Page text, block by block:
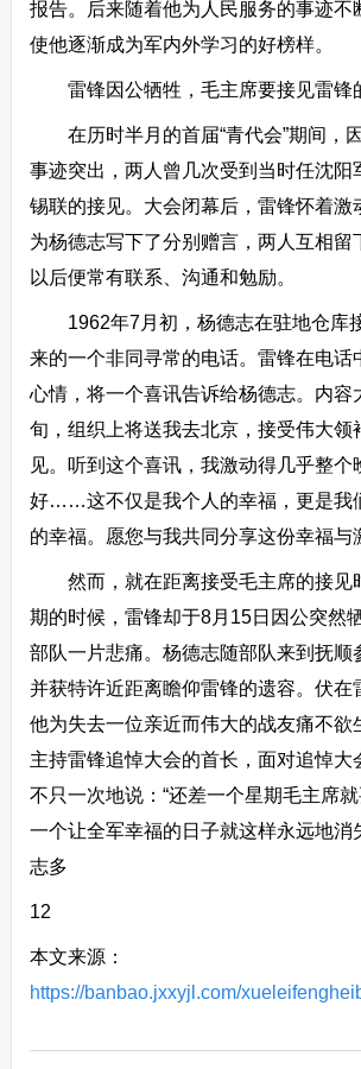
报告。后来随着他为人民服务的事迹不
使他逐渐成为军内外学习的好榜样。
雷锋因公牺牲，毛主席要接见雷锋
在历时半月的首届“青代会”期间，
事迹突出，两人曾几次受到当时任沈阳
锡联的接见。大会闭幕后，雷锋怀着激
为杨德志写下了分别赠言，两人互相留
以后便常有联系、沟通和勉励。
1962年7月初，杨德志在驻地仓库
来的一个非同寻常的电话。雷锋在电话
心情，将一个喜讯告诉给杨德志。内容
旬，组织上将送我去北京，接受伟大领
见。听到这个喜讯，我激动得几乎整个
好……这不仅是我个人的幸福，更是我
的幸福。愿您与我共同分享这份幸福与
然而，就在距离接受毛主席的接见
期的时候，雷锋却于8月15日因公突然
部队一片悲痛。杨德志随部队来到抚顺
并获特许近距离瞻仰雷锋的遗容。伏在
他为失去一位亲近而伟大的战友痛不欲
主持雷锋追悼大会的首长，面对追悼大
不只一次地说：“还差一个星期毛主席就
一个让全军幸福的日子就这样永远地消
志多
12
本文来源：
https://banbao.jxxyjl.com/